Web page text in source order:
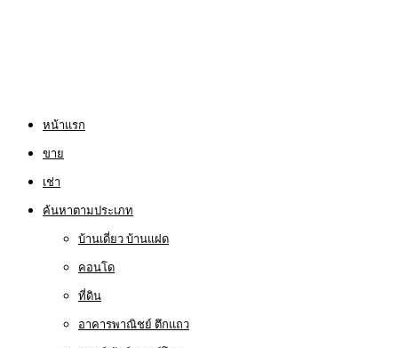
หน้าแรก
ขาย
เช่า
ค้นหาตามประเภท
บ้านเดี่ยว บ้านแฝด
คอนโด
ที่ดิน
อาคารพาณิชย์ ตึกแถว